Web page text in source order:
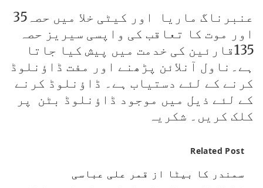
عنبرناگ ماریا اور کیٹی خلا میں حصہ35
اور موت کا تعاقب کی واپسی سیریز حصہ
135قارئین کی خدمت میں پیش کیا جاتا
ہے۔ناول آنلائن پڑھنے اور مفت ڈاؤنلوڈ
کرنے کے لئے دستیاب ہے۔ ڈاؤنلوڈ کرنے
کے لئے ذیل میں موجود ڈاؤنلوڈ بٹن پر
کلک کریں۔ شکریہ
Related Post
سمندر کا بیٹا از قمر علی عباسی